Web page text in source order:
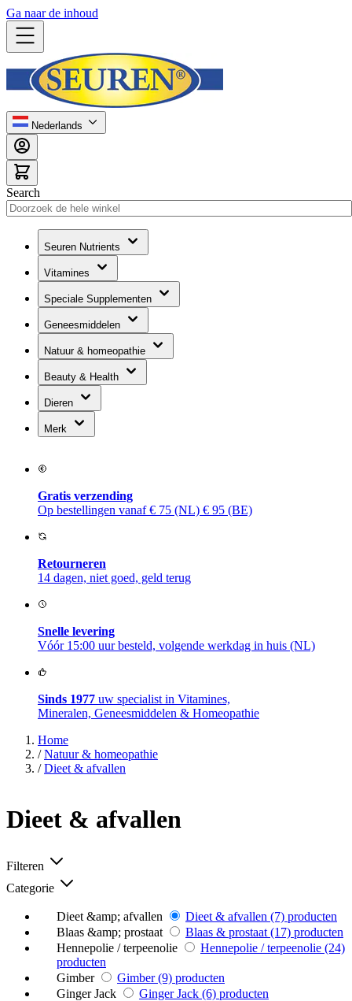
Ga naar de inhoud
Nederlands
Search
Seuren Nutrients
Vitamines
Speciale Supplementen
Geneesmiddelen
Natuur & homeopathie
Beauty & Health
Dieren
Merk
Gratis verzending
Op bestellingen vanaf € 75 (NL) € 95 (BE)
Retourneren
14 dagen, niet goed, geld terug
Snelle levering
Vóór 15:00 uur besteld, volgende werkdag in huis (NL)
Sinds 1977 uw specialist in Vitamines,
Mineralen, Geneesmiddelen & Homeopathie
Home
/ Natuur & homeopathie
/ Dieet & afvallen
Dieet & afvallen
Filteren
Categorie
Dieet &amp; afvallen Dieet & afvallen (7) producten
Blaas &amp; prostaat
Blaas & prostaat (17) producten
Hennepolie / terpeenolie
Hennepolie / terpeenolie (24)
producten
Gimber
Gimber (9) producten
Ginger Jack
Ginger Jack (6) producten